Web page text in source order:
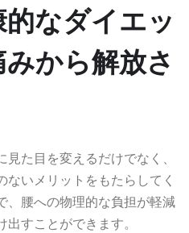
なダイエッ
から解放さ
た目を変えるだけでなく、
ないメリットをもたらしてく
、腰への物理的な負担が軽減
すことができます。